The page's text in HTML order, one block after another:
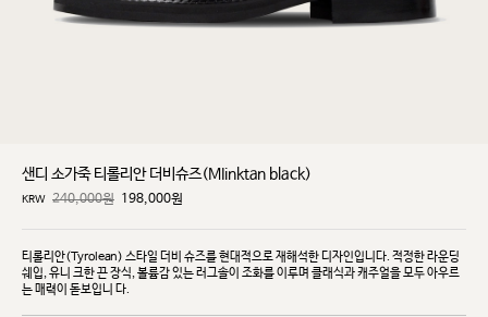
샌디 소가죽 티롤리안 더비슈즈(MIinktan black)
KRW 240,000원 198,000원
티롤리안(Tyrolean) 스타일 더비 슈즈를 현대적으로 재해석한 디자인입니다. 적정한 라운딩
쉐입, 유니 크한 끈 장식, 볼륨감 있는 러그솔이 조화를 이루며 클래식과 캐주얼을 모두 아우르
는 매력이 돋보입니 다.